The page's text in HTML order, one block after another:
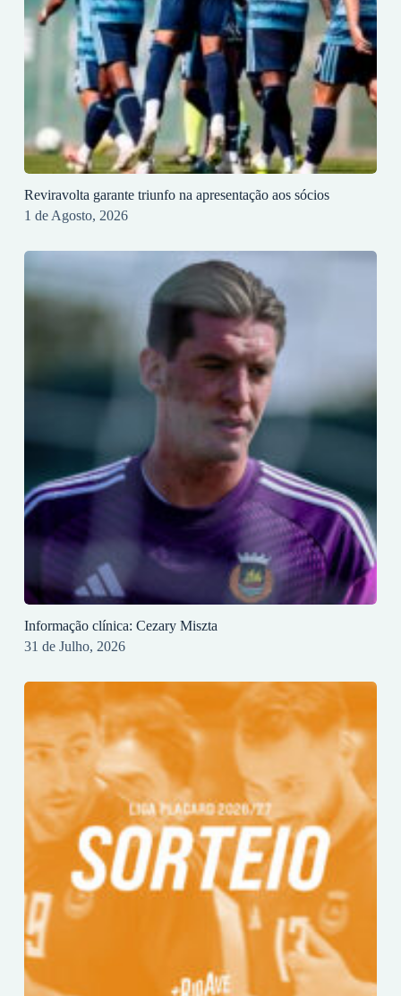
Reviravolta garante triunfo na apresentação aos sócios
1 de Agosto, 2026
Informação clínica: Cezary Miszta
31 de Julho, 2026